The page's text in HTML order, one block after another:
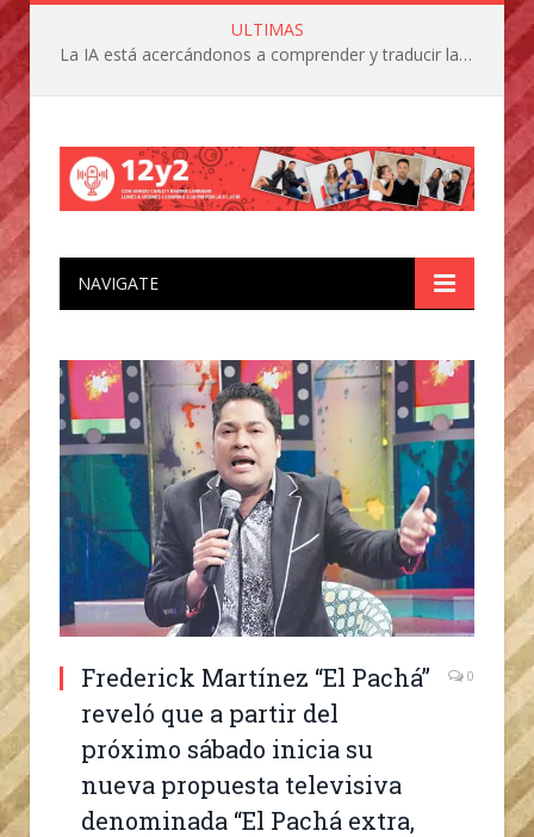
ULTIMAS
La IA está acercándonos a comprender y traducir las vocalizaciones y comportamientos de nuestras mascotas
NAVIGATE
Frederick Martínez “El Pachá”
reveló que a partir del
próximo sábado inicia su
nueva propuesta televisiva
denominada “El Pachá extra,
0